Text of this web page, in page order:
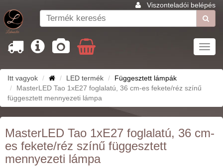
Viszonteladói belépés
Itt vagyok LED termék
Függesztett lámpák
MasterLED Tao 1xE27 foglalatú, 36 cm-es fekete/réz színű
függesztett mennyezeti lámpa
MasterLED Tao 1xE27 foglalatú, 36 cm-
es fekete/réz színű függesztett
mennyezeti lámpa